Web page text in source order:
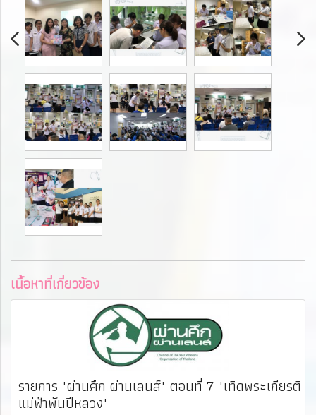
เนื้อหาที่เกี่ยวข้อง
รายการ "ผ่านศึก ผ่านเลนส์" ตอนที่ 7 "เทิดพระเกียรติ
แม่ฟ้าพันปีหลวง"